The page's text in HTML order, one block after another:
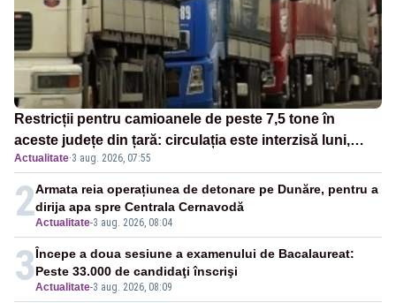
Restricții pentru camioanele de peste 7,5 tone în
aceste județe din țară: circulația este interzisă luni,
între orele 12:00 și 20:00
Actualitate·3 aug. 2026, 07:55
2Actualitate-3 aug. 2026, 08:04
Armata reia operațiunea de detonare pe Dunăre, pentru a
dirija apa spre Centrala Cernavodă
3Actualitate-3 aug. 2026, 08:09
Începe a doua sesiune a examenului de Bacalaureat:
Peste 33.000 de candidaţi înscrişi